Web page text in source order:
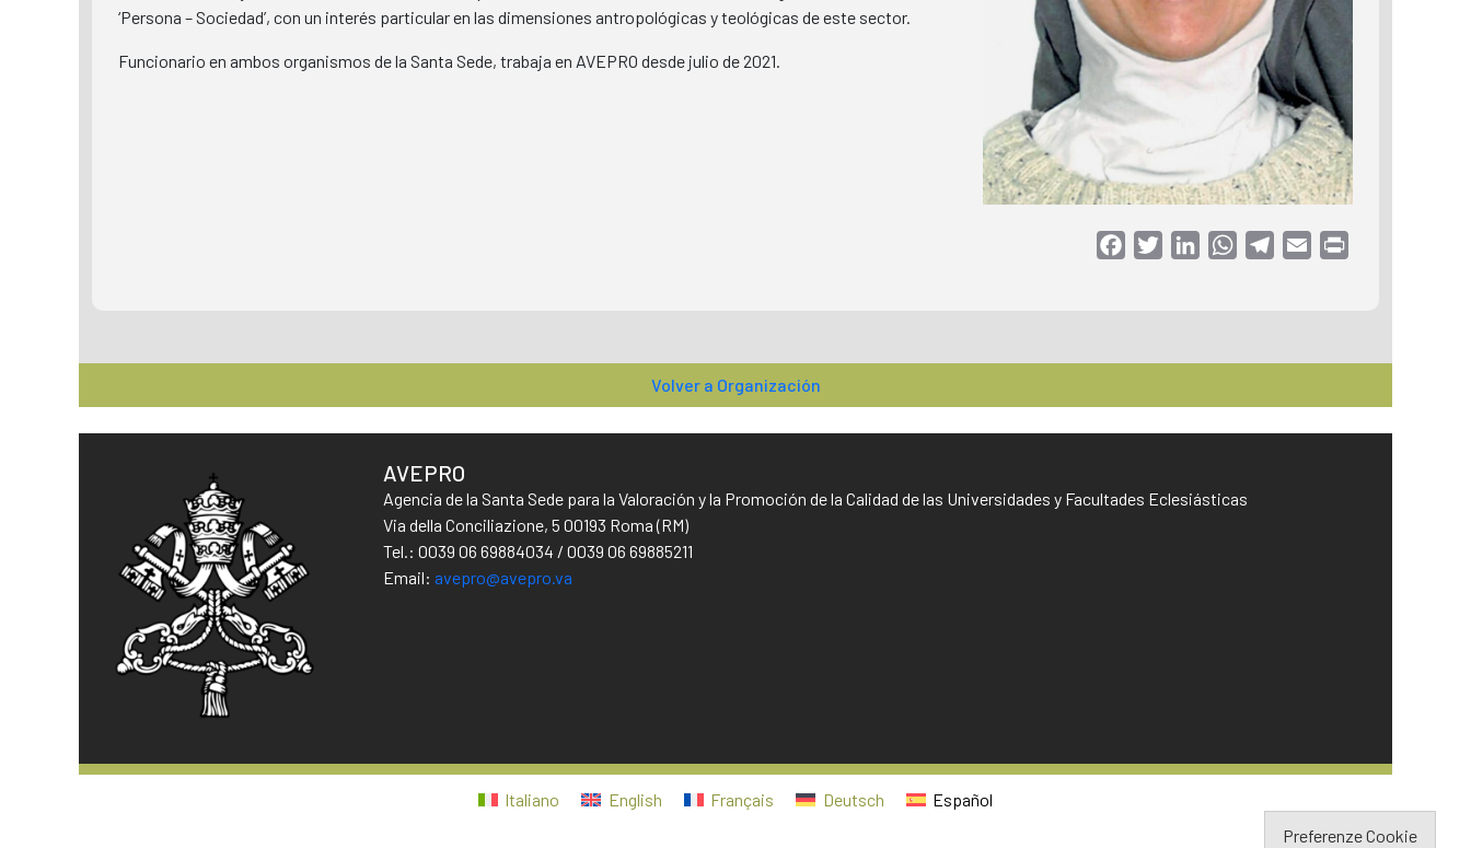
‘Persona – Sociedad’, con un interés particular en las dimensiones antropológicas y teológicas de este sector.
Funcionario en ambos organismos de la Santa Sede, trabaja en AVEPRO desde julio de 2021.
FacebookTwitterLinkedInWhatsAppTelegram
Email
Volver a Organización
AVEPRO
Agencia de la Santa Sede para la Valoración y la Promoción de la Calidad de las Universidades y Facultades Eclesiásticas
Via della Conciliazione, 5 00193 Roma (RM)
Tel.: 0039 06 69884034 / 0039 06 69885211
Email: avepro@avepro.va
Preferenze Cookie
Italiano English Français Deutsch Español